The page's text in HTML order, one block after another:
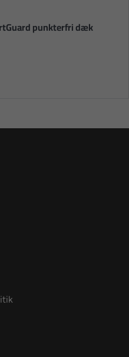
punkterfri dæk